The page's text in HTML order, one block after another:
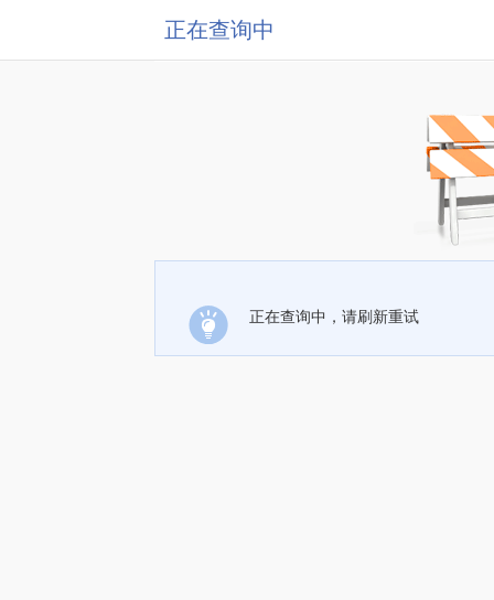
正在查询中
正在查询中，请刷新重试